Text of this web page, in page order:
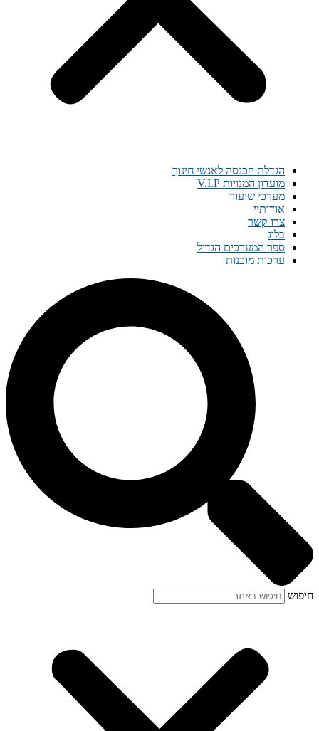
הגדלת הכנסה לאנשי חינוך
מועדון המנויות V.I.P
מערכי שיעור
אודותיי
צרו קשר
בלוג
ספר המערכים הגדול
ערכות מוכנות
חיפוש